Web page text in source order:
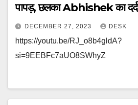
पापड़, छलका Abhishek का दर्द
DECEMBER 27, 2023 DESK
https://youtu.be/RJ_o8b4gldA?
si=9EEBFc7aUO8SWhyZ